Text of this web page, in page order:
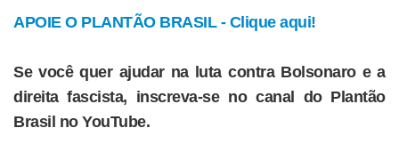
APOIE O PLANTÃO BRASIL - Clique aqui!
Se você quer ajudar na luta contra Bolsonaro e a
direita fascista, inscreva-se no canal do Plantão
Brasil no YouTube.